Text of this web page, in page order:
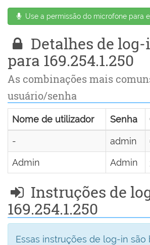
Use a permissão do microfone para
Detalhes de
para 169.254.1.250
As combinações mais
usuário/senha
Nome de utilizador Senha
- admin
Admin
Admin
Instruções de
169.254.1.250
Essas instruções de log-in são